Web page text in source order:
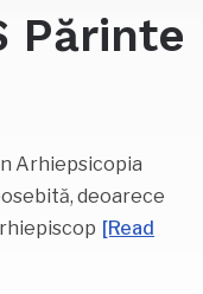
Părinte
Arhiepsicopia
deoarece
[Read